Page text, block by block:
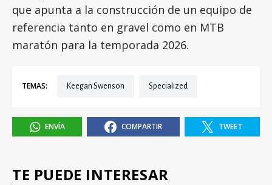
que apunta a la construcción de un equipo de
referencia tanto en gravel como en MTB
maratón para la temporada 2026.
TEMAS: Keegan Swenson specialized
ENVÍA COMPARTIR TWEET
TE PUEDE INTERESAR